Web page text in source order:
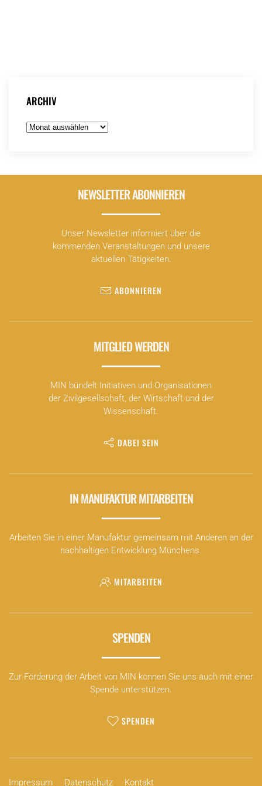
ARCHIV
Archiv
NEWSLETTER ABONNIEREN
Unser Newsletter informiert über die
kommenden Veranstaltungen und unsere
aktuellen Tätigkeiten.
ABONNIEREN
MITGLIED WERDEN
MIN bündelt Initiativen und Organisationen
der Zivilgesellschaft, der Wirtschaft und der
Wissenschaft.
DABEI SEIN
IN MANUFAKTUR MITARBEITEN
Arbeiten Sie in einer Manufaktur gemeinsam mit Anderen an der
nachhaltigen Entwicklung Münchens.
MITARBEITEN
SPENDEN
Zur Förderung der Arbeit von MIN können Sie uns auch mit einer
Spende unterstützen.
SPENDEN
Impressum Datenschutz Kontakt